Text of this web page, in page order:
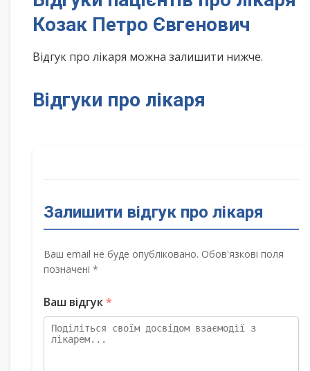
Козак Петро Євгенович
Відгук про лікаря можна залишити нижче.
Відгуки про лікаря
Залишити відгук про лікаря
Ваш email не буде опубліковано. Обов'язкові поля
позначені *
Ваш відгук*